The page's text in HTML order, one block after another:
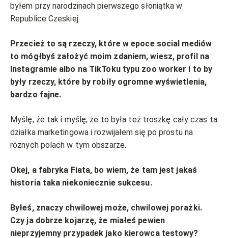
byłem przy narodzinach pierwszego słoniątka w
Republice Czeskiej.
Przecież to są rzeczy, które w epoce social mediów
to mógłbyś założyć moim zdaniem, wiesz, profil na
Instagramie albo na TikToku typu zoo worker i to by
były rzeczy, które by robiły ogromne wyświetlenia,
bardzo fajne.
Myślę, że tak i myślę, że to była też troszkę cały czas ta
działka marketingowa i rozwijałem się po prostu na
różnych polach w tym obszarze.
Okej, a fabryka Fiata, bo wiem, że tam jest jakaś
historia taka niekoniecznie sukcesu.
Byłeś, znaczy chwilowej może, chwilowej porażki.
Czy ja dobrze kojarzę, że miałeś pewien
nieprzyjemny przypadek jako kierowca testowy?